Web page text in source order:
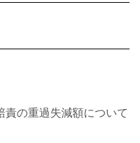
責の重過失減額について